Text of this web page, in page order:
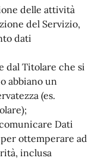
delle attività
del Servizio,
dati
dal Titolare che si
abbiano un
(es.
Dati
ottemperare ad
inclusa